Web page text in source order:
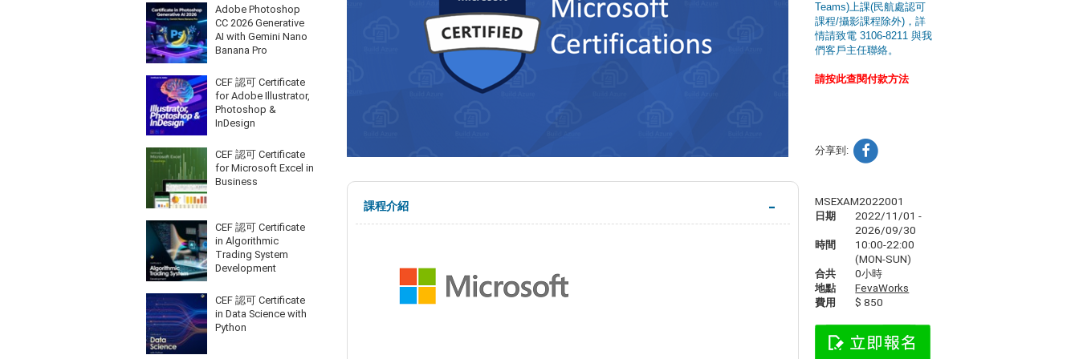
Adobe Photoshop
CC 2026 Generative
AI with Gemini Nano
Banana Pro
CEF 認可 Certificate
for Adobe Illustrator,
Photoshop &
InDesign
CEF 認可 Certificate
for Microsoft Excel in
Business
CEF 認可 Certificate
in Algorithmic
Trading System
Development
CEF 認可 Certificate
in Data Science with
Python
課程介紹
Teams)上課(民航處認可
課程/攝影課程除外)，詳
情請致電 3106-8211 與我
們客戶主任聯絡。
請按此查閱付款方法
分享到:
MSEXAM2022001
日期
2022/11/01 -
2026/09/30
時間
10:00-22:00
(MON-SUN)
合共
0小時
地點
FevaWorks
費用
$ 850